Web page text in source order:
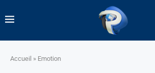
Accueil » Emotion